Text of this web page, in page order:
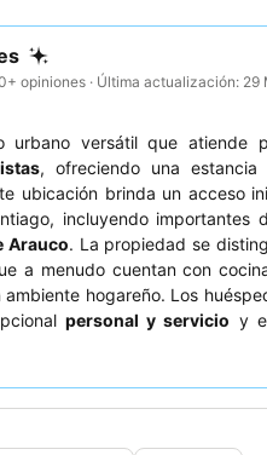
opiniones · Última actualización: 29
urbano versátil que atiende
, ofreciendo una estancia
ubicación brinda un acceso
incluyendo importantes
Arauco. La propiedad se
a menudo cuentan con
hogareño. Los
personal y servicio y
memorable,